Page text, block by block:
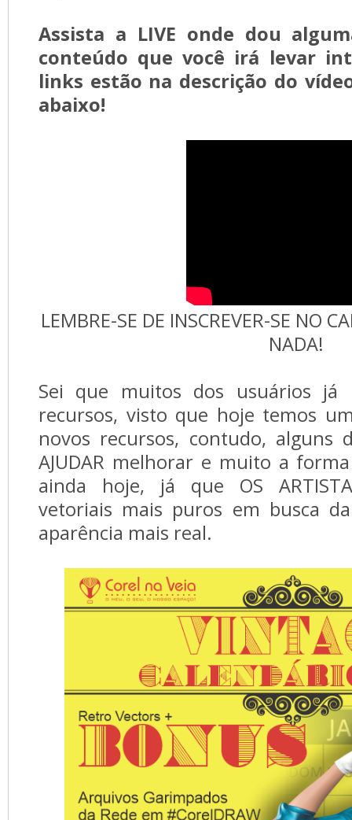
Assista a LIVE onde dou
conteúdo que você irá levar
links estão na descrição do
abaixo!
LEMBRE-SE DE INSCREVER-SE NO
NADA!
Sei que muitos dos usuários já
recursos, visto que hoje temos
novos recursos, contudo, alguns
AJUDAR melhorar e muito a
ainda hoje, já que OS
vetoriais mais puros em busca
aparência mais real.